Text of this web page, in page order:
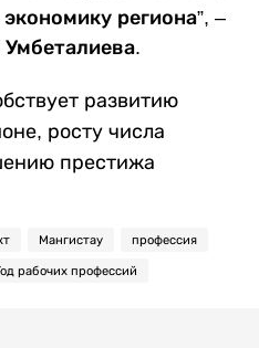
региона”, –
развитию
росту числа
престижа
Мангистау профессия
рабочих профессий